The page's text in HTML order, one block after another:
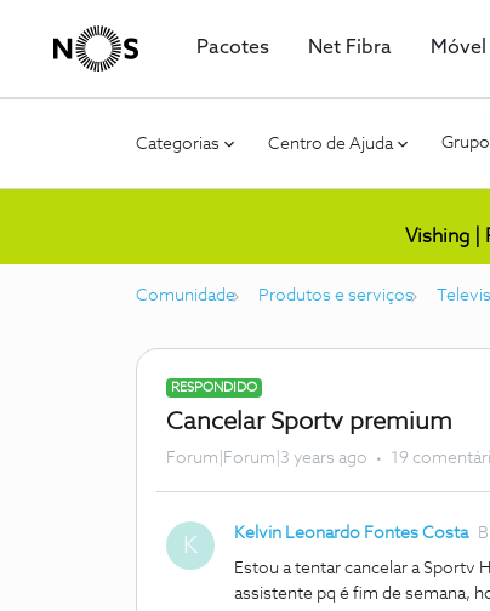
Pacotes Net Fibra Móvel
Categorias Centro de Ajuda
Vishing |
Comunidade Produtos e serviços
RESPONDIDO
Cancelar Sportv premium
Forum|Forum|3 years ago 19
K Kelvin Leonardo Fontes Costa
Estou a tentar cancelar a Sportv
assistente pq é fim de semana,